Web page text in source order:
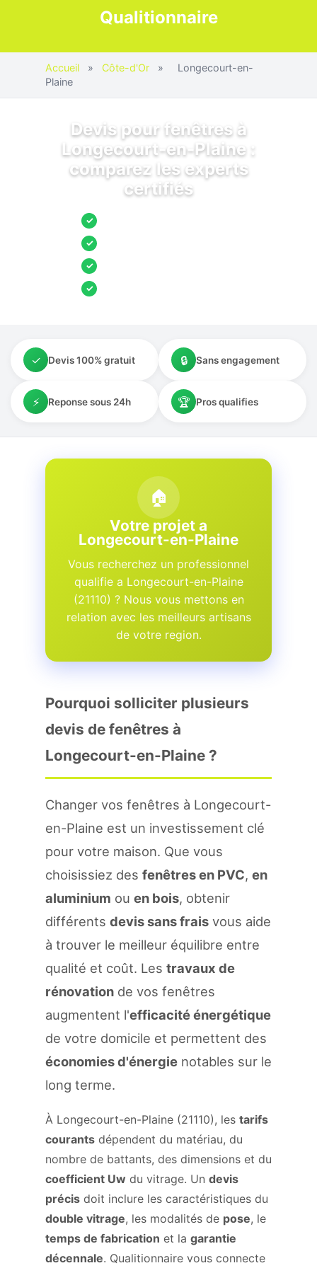
Qualitionnaire
Accueil » Côte-d'Or »
Longecourt-en-
Plaine
Devis pour fenêtres à
Longecourt-en-Plaine :
comparez les experts
certifiés
✓
✓
✓
✓
✓ Devis 100% gratuit 🔒 Sans engagement
⚡ Reponse sous 24h 🏆 Pros qualifies
🏠
Votre projet a
Longecourt-en-Plaine
Vous recherchez un professionnel
qualifie a Longecourt-en-Plaine
(21110) ? Nous vous mettons en
relation avec les meilleurs artisans
de votre region.
Pourquoi solliciter plusieurs
devis de fenêtres à
Longecourt-en-Plaine ?
Changer vos fenêtres à Longecourt-
en-Plaine est un investissement clé
pour votre maison. Que vous
choisissiez des fenêtres en PVC, en
aluminium ou en bois, obtenir
différents devis sans frais vous aide
à trouver le meilleur équilibre entre
qualité et coût. Les travaux de
rénovation de vos fenêtres
augmentent l'efficacité énergétique
de votre domicile et permettent des
économies d'énergie notables sur le
long terme.
À Longecourt-en-Plaine (21110), les tarifs
courants dépendent du matériau, du
nombre de battants, des dimensions et du
coefficient Uw du vitrage. Un devis
précis doit inclure les caractéristiques du
double vitrage, les modalités de pose, le
temps de fabrication et la garantie
décennale. Qualitionnaire vous connecte